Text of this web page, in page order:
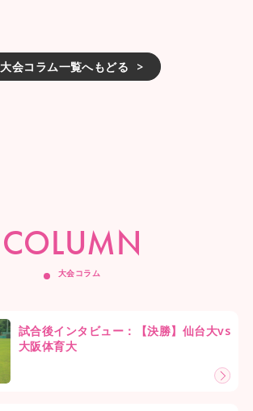
大会コラム一覧へもどる
COLUMN
大会コラム
試合後インタビュー：【決勝】仙台大vs
大阪体育大